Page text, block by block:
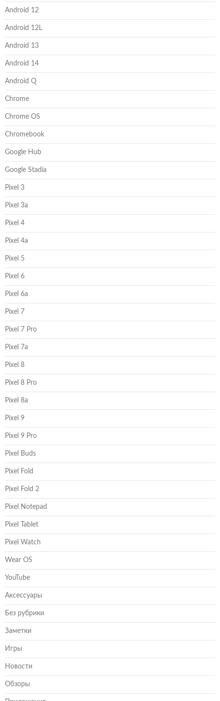
Android 12
Android 12L
Android 13
Android 14
Android Q
Chrome
Chrome OS
Chromebook
Google Hub
Google Stadia
Pixel 3
Pixel 3a
Pixel 4
Pixel 4a
Pixel 5
Pixel 6
Pixel 6a
Pixel 7
Pixel 7 Pro
Pixel 7a
Pixel 8
Pixel 8 Pro
Pixel 8a
Pixel 9
Pixel 9 Pro
Pixel Buds
Pixel Fold
Pixel Fold 2
Pixel Notepad
Pixel Tablet
Pixel Watch
Wear OS
YouTube
Аксессуары
Без рубрики
Заметки
Игры
Новости
Обзоры